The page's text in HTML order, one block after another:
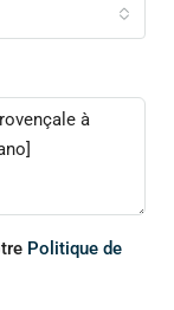
Politique de